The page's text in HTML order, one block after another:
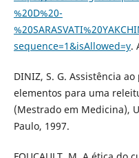
%20D%20-
sequence=1&isAllowed=y.
DINIZ, S. G. Assistência
elementos para uma
(Mestrado em Medicina),
Paulo, 1997.